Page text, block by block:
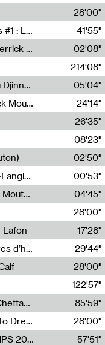
28'00"
Sous le paysage - Habiter les éléments #1 : Les éléments et les débordements du vivant
41'55"
Simb Gaïdé ou la danse du faux lion (Pierrick Mouton)
02'08"
214'08"
Non à l'émigration Clandestine - Rukku Djinne Squad (Eden Tinto Collins)
05'04"
Mama Counda, l'esprit du puits - Pierrick Mouton
24'14"
26'35"
08'23"
02'50"
Dans la nuit les nuages - Théo Robine-Langlois
00'53"
Bathi Diabaye - Tambacounda (Pierrick Mouton)
04'45"
28'00"
Lafon
17'28"
Paysages animés #3 : Prairies – Histoires d’herbes et d’humains
29'44"
28'00"
122'57"
Formule Magique #3 : Selim-a Attalah Chettaoui
85'59"
Radia Show #1103 : “Learning AI How To Dream” by Sebastian Dingens (Radio Campus Bruxelles)
28'00"
LA PYRAMIDE DE BOIS 12 / PRINTEMPS 2026
57'51"